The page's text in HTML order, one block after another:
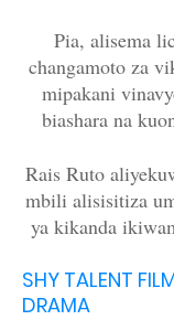
Pia, alisema
changamoto za
mipakani
biashara na
Rais Ruto
mbili alisisitiza
ya kikanda
SHY TALENT
DRAMA